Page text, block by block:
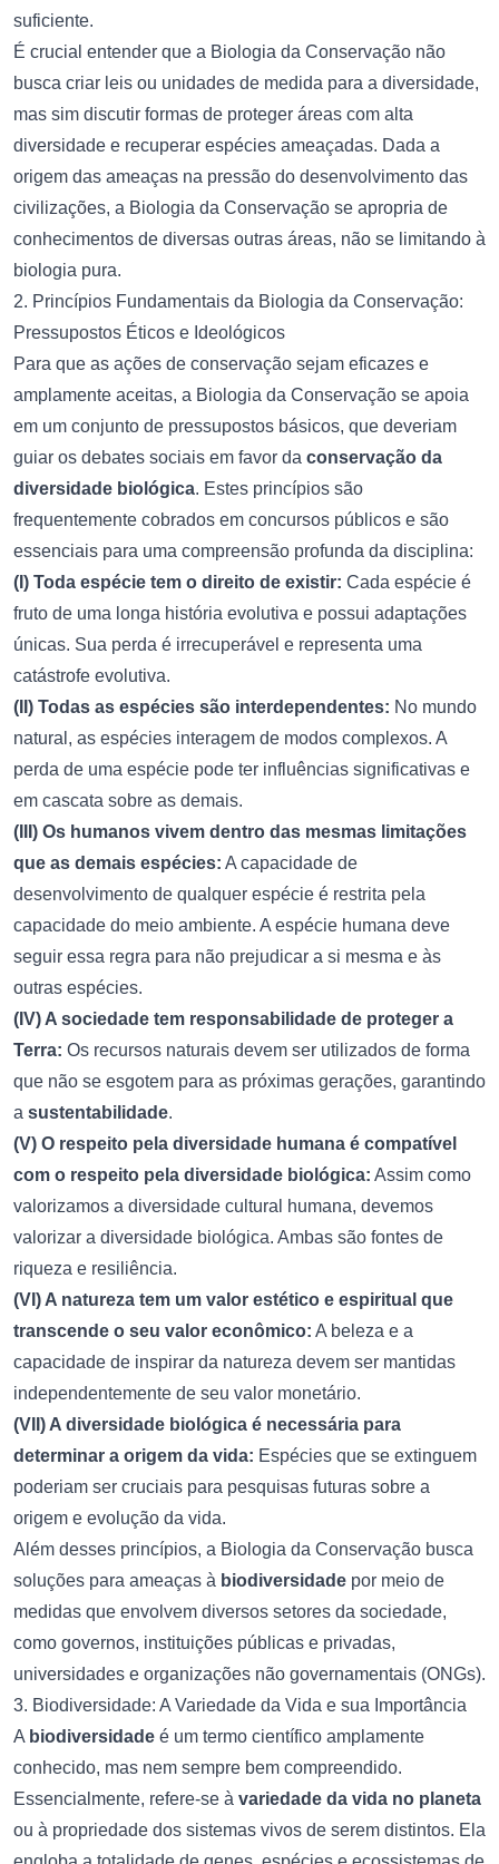
suficiente.
É crucial entender que a Biologia da Conservação não
busca criar leis ou unidades de medida para a diversidade,
mas sim discutir formas de proteger áreas com alta
diversidade e recuperar espécies ameaçadas. Dada a
origem das ameaças na pressão do desenvolvimento das
civilizações, a Biologia da Conservação se apropria de
conhecimentos de diversas outras áreas, não se limitando à
biologia pura.
2. Princípios Fundamentais da Biologia da Conservação:
Pressupostos Éticos e Ideológicos
Para que as ações de conservação sejam eficazes e
amplamente aceitas, a Biologia da Conservação se apoia
em um conjunto de pressupostos básicos, que deveriam
guiar os debates sociais em favor da conservação da
diversidade biológica. Estes princípios são
frequentemente cobrados em concursos públicos e são
essenciais para uma compreensão profunda da disciplina:
(I) Toda espécie tem o direito de existir: Cada espécie é
fruto de uma longa história evolutiva e possui adaptações
únicas. Sua perda é irrecuperável e representa uma
catástrofe evolutiva.
(II) Todas as espécies são interdependentes: No mundo
natural, as espécies interagem de modos complexos. A
perda de uma espécie pode ter influências significativas e
em cascata sobre as demais.
(III) Os humanos vivem dentro das mesmas limitações
que as demais espécies: A capacidade de
desenvolvimento de qualquer espécie é restrita pela
capacidade do meio ambiente. A espécie humana deve
seguir essa regra para não prejudicar a si mesma e às
outras espécies.
(IV) A sociedade tem responsabilidade de proteger a
Terra: Os recursos naturais devem ser utilizados de forma
que não se esgotem para as próximas gerações, garantindo
a sustentabilidade.
(V) O respeito pela diversidade humana é compatível
com o respeito pela diversidade biológica: Assim como
valorizamos a diversidade cultural humana, devemos
valorizar a diversidade biológica. Ambas são fontes de
riqueza e resiliência.
(VI) A natureza tem um valor estético e espiritual que
transcende o seu valor econômico: A beleza e a
capacidade de inspirar da natureza devem ser mantidas
independentemente de seu valor monetário.
(VII) A diversidade biológica é necessária para
determinar a origem da vida: Espécies que se extinguem
poderiam ser cruciais para pesquisas futuras sobre a
origem e evolução da vida.
Além desses princípios, a Biologia da Conservação busca
soluções para ameaças à biodiversidade por meio de
medidas que envolvem diversos setores da sociedade,
como governos, instituições públicas e privadas,
universidades e organizações não governamentais (ONGs).
3. Biodiversidade: A Variedade da Vida e sua Importância
A biodiversidade é um termo científico amplamente
conhecido, mas nem sempre bem compreendido.
Essencialmente, refere-se à variedade da vida no planeta
ou à propriedade dos sistemas vivos de serem distintos. Ela